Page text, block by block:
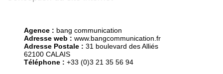
Agence : bang communication
Adresse web : www.bangcommunication.fr
Adresse Postale : 31 boulevard des Alliés
62100 CALAIS
Téléphone : +33 (0)3 21 35 56 94